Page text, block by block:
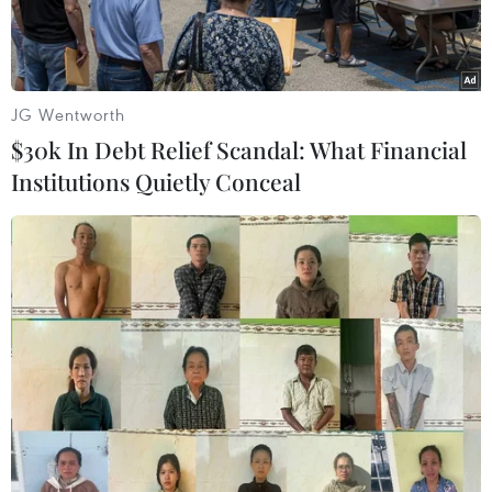
Thời gian gần đây, Bảo hiểm Xã hội tỉnh, Cục
Thuế tỉnh Khánh Hòa đã lần lượt phát thông
báo đến các cơ quan chức năng, doanh nghiệp
và người dân về tình trạng xuất hiện một số đối
tượng mạo danh hai đơn vị này để lừa đảo.
Ông Lê Hùng Chính, Phó Giám đốc Bảo hiểm Xã
JG Wentworth
$30k In Debt Relief Scandal: What Financial
Institutions Quietly Conceal